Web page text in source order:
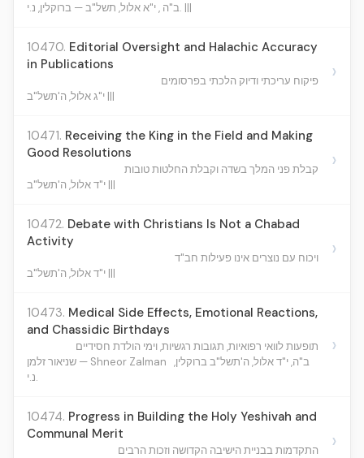
ב"ה , י"א אלול, תשל"ב — ברוקלין, נ.י. |||
10470. Editorial Oversight and Halachic Accuracy
in Publications
פיקוח עריכתי ודיוק הלכתי בפרסומים
י"ג אלול, ה'תשל"ב |||
›
10471. Receiving the King in the Field and Making
Good Resolutions
קבלת פני המלך בשדה וקבלת החלטות טובות
י"ד אלול, ה'תשל"ב |||
›
10472. Debate with Christians Is Not a Chabad
Activity
ויכוח עם נוצרים אינו פעילות חב"ד
י"ד אלול, ה'תשל"ב |||
›
10473. Medical Side Effects, Emotional Reactions,
and Chassidic Birthdays
תופעות לוואי רפואיות, תגובות רגשיות, וימי הולדת חסידיים
שניאור זלמן — Shneor Zalman ב"ה, י"ד אלול, ה'תשל"ב ברוקלין,
נ.י.
›
10474. Progress in Building the Holy Yeshivah and
Communal Merit
התקדמות בבניית הישיבה הקדושה וזכות הרבים
›